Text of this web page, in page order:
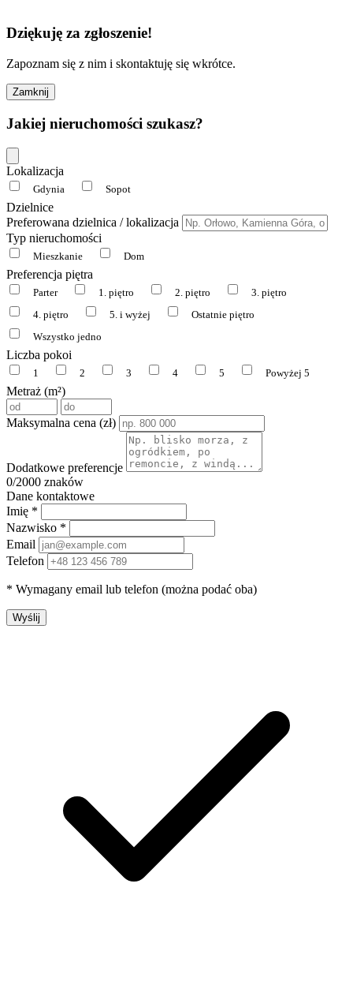
Dziękuję za zgłoszenie!
Zapoznam się z nim i skontaktuję się wkrótce.
Zamknij
Jakiej nieruchomości szukasz?
Lokalizacja
Gdynia Sopot
Dzielnice
Preferowana dzielnica / lokalizacja
Typ nieruchomości
Mieszkanie Dom
Preferencja piętra
Parter 1. piętro 2. piętro
3. piętro
4. piętro
5. i wyżej
Ostatnie piętro
Wszystko jedno
Liczba pokoi
1 2 3 4 5 Powyżej 5
Metraż (m²)
Maksymalna cena (zł)
Dodatkowe preferencje
0/2000 znaków
Dane kontaktowe
Imię *
Nazwisko *
Email
Telefon
* Wymagany email lub telefon (można podać oba)
Wyślij